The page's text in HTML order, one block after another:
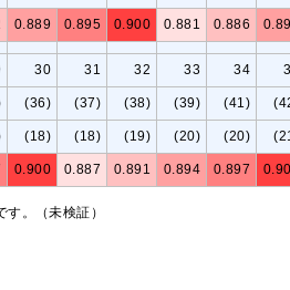
0.889 0.895 0.900 0.881 0.886
30 31 32 33 34
(36) (37) (38) (39) (41)
(18) (18) (19) (20) (20)
0.900 0.887 0.891 0.894 0.897
。（未検証）